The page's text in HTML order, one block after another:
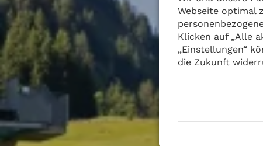
Webseite optimal
Klicken auf „Alle
„Einstellungen“
die Zukunft